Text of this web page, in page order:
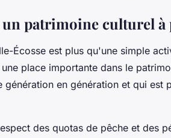
un patrimoine culturel à
Écosse est plus qu'une simple
place importante dans le
génération en génération et qui est
des quotas de pêche et des